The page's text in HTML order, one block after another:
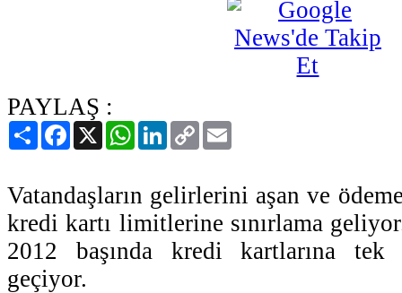
PAYLAŞ :
PaylaşFacebook
X WhatsAppLinkedIn
Copy
Link
Vatandaşların gelirlerini aşan ve
kredi kartı limitlerine sınırlama
2012 başında kredi kartlarına tek
geçiyor.